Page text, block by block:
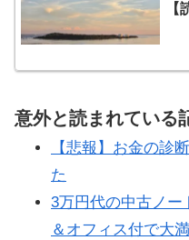
【
意外と読まれている
【悲報】お金の診
た
3万円代の中古ノー
＆オフィス付で大満